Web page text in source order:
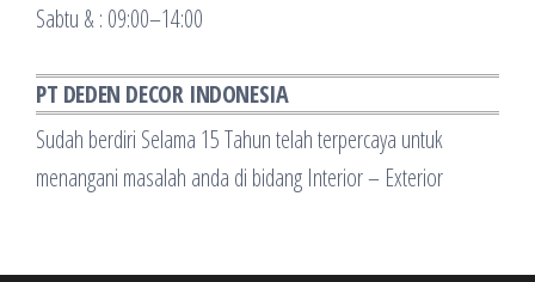
Sabtu & : 09:00–14:00
PT DEDEN DECOR INDONESIA
Sudah berdiri Selama 15 Tahun telah terpercaya untuk
menangani masalah anda di bidang Interior – Exterior